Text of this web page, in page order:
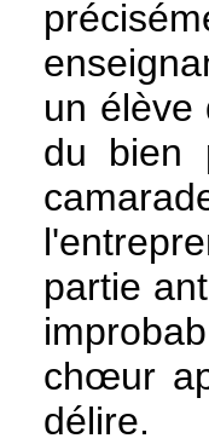
un élève
du bien
partie
chœur
délire.